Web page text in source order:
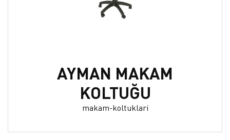
AYMAN MAKAM
KOLTUĞU
makam-koltuklari